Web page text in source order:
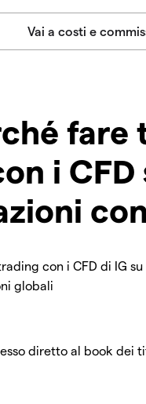
fare
i CFD
con i CFD di IG
globali
diretto al book dei